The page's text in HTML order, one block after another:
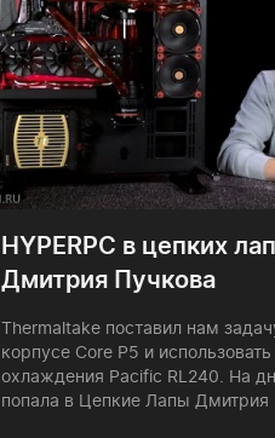
HYPERPC в цепких
Дмитрия Пучкова
Thermaltake поставил нам
корпусе Core P5 и
охлаждения Pacific RL240. На
попала в Цепкие Лапы Дмитрия